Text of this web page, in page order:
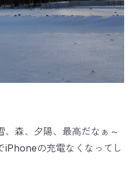
、森、夕陽、最高だなぁ～
iPhoneの充電なくなってし